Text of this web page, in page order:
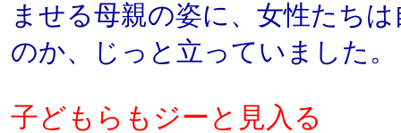
ませる母親の姿に、女性たち
のか、じっと立っていました。
子どもらもジーと見入る